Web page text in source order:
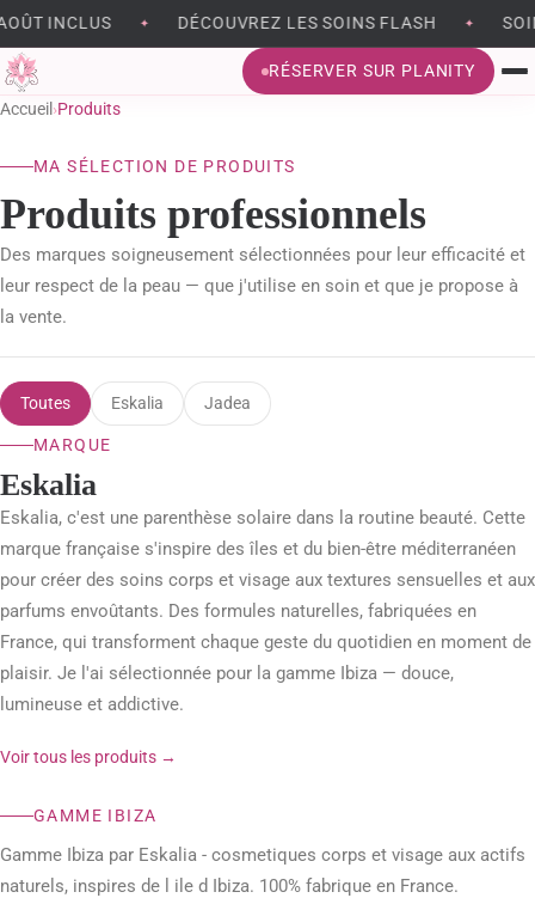
DÉCOUVREZ LES SOINS FLASH ✦ SOINS
RÉSERVER SUR PLANITY
BEAUTÉ DU REGARD
SOINS DU VISAGE
MASSAGES ET MODELAGES CORPS
MADÉROTHÉRAPIE
MODELAGE BRÉSILIEN
BEAUTÉ DES MAINS ET DES PIEDS
BLOG BEAUTÉ & CONSEILS
VALIDATION DE LA COMMANDE
Accueil ›Produits
MA SÉLECTION DE PRODUITS
Produits professionnels
Des marques soigneusement sélectionnées pour leur efficacité et
leur respect de la peau — que j'utilise en soin et que je propose à
la vente.
Toutes Eskalia Jadea
MARQUE
Eskalia
Eskalia, c'est une parenthèse solaire dans la routine beauté. Cette
marque française s'inspire des îles et du bien-être méditerranéen
pour créer des soins corps et visage aux textures sensuelles et aux
parfums envoûtants. Des formules naturelles, fabriquées en
France, qui transforment chaque geste du quotidien en moment de
plaisir. Je l'ai sélectionnée pour la gamme Ibiza — douce,
lumineuse et addictive.
Voir tous les produits →
GAMME IBIZA
Gamme Ibiza par Eskalia - cosmetiques corps et visage aux actifs
naturels, inspires de l ile d Ibiza. 100% fabrique en France.